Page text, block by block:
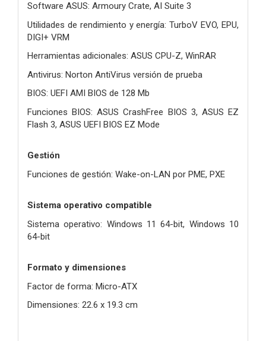
Software ASUS: Armoury Crate, AI Suite 3
Utilidades de rendimiento y energía: TurboV EVO, EPU,
DIGI+ VRM
Herramientas adicionales: ASUS CPU-Z, WinRAR
Antivirus: Norton AntiVirus versión de prueba
BIOS: UEFI AMI BIOS de 128 Mb
Funciones BIOS: ASUS CrashFree BIOS 3, ASUS EZ
Flash 3, ASUS UEFI BIOS EZ Mode
Gestión
Funciones de gestión: Wake-on-LAN por PME, PXE
Sistema operativo compatible
Sistema operativo: Windows 11 64-bit, Windows 10
64-bit
Formato y dimensiones
Factor de forma: Micro-ATX
Dimensiones: 22.6 x 19.3 cm